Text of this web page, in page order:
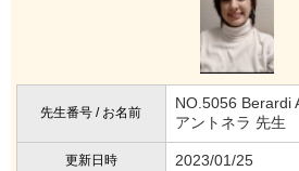
先生番号 / お名前
NO.5056 Berardi
アントネラ 先生
更新日時 2023/01/25